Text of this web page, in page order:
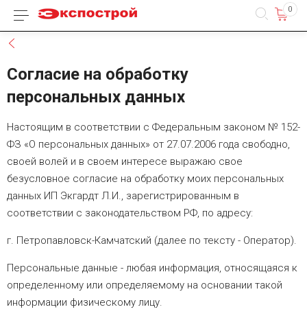
Каталог товаров 0
Согласие на обработку
персональных данных
Настоящим в соответствии с Федеральным законом № 152-
ФЗ «О персональных данных» от 27.07.2006 года свободно,
своей волей и в своем интересе выражаю свое
безусловное согласие на обработку моих персональных
данных ИП Экгардт Л.И., зарегистрированным в
соответствии с законодательством РФ, по адресу:
г. Петропавловск-Камчатский (далее по тексту - Оператор).
Персональные данные - любая информация, относящаяся к
определенному или определяемому на основании такой
информации физическому лицу.